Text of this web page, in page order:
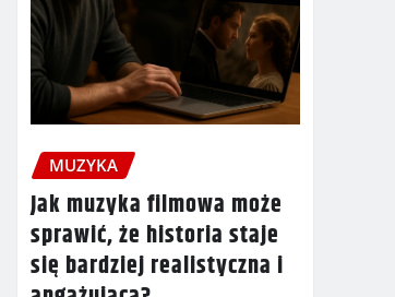
MUZYKA
Jak muzyka filmowa może
sprawić, że historia staje
się bardziej realistyczna i